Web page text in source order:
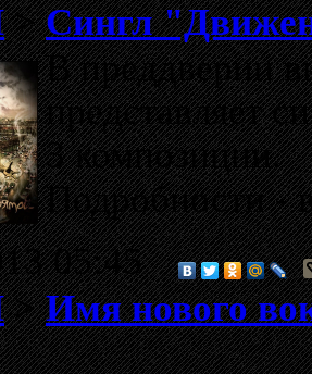
>Сингл
В преддверии
представляет
3 композиции.
Подробности -
05:45
>Имя нового